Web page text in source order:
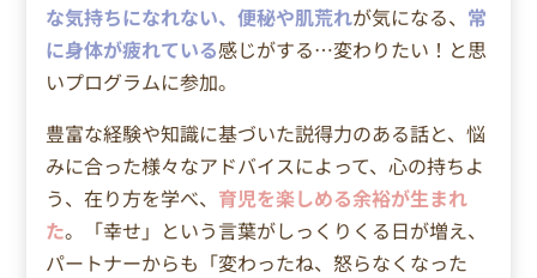
な気持ちになれない、便秘や肌荒れが気になる、 常
に身体が疲れている感じがする…変わりたい！と思
いプログラムに参加。
豊富な経験や知識に基づいた説得力のある話と、悩
みに合った様々なアドバイスによって、心の持ちよ
う、在り方を学べ、 育児を楽しめる余裕が生まれ
た。「幸せ」という言葉がしっくりくる日が増え、
パートナーからも「変わったね、怒らなくなった